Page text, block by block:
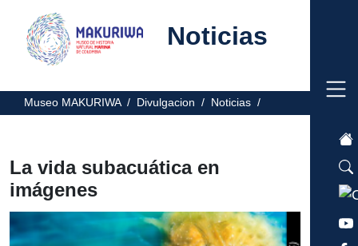
Noticias
Museo MAKURIWA / Divulgacion / Noticias /
La vida subacuática en
imágenes